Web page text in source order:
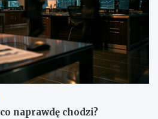
naprawdę chodzi?